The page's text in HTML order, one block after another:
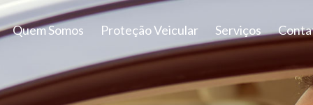
Quem Somos Proteção Veicular Serviços